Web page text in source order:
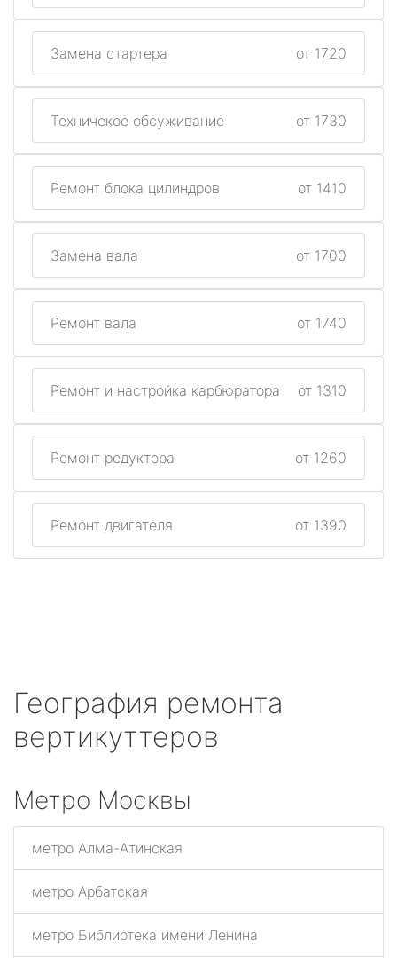
Замена стартера от 1720
Техничекое обсуживание от 1730
Ремонт блока цилиндров от 1410
Замена вала от 1700
Ремонт вала от 1740
Ремонт и настройка карбюратора от 1310
Ремонт редуктора от 1260
Ремонт двигателя от 1390
География ремонта
вертикуттеров
Метро Москвы
метро Алма-Атинская
метро Арбатская
метро Библиотека имени Ленина